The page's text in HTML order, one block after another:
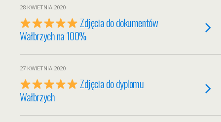
28 KWIETNIA 2020
Zdjęcia do dokumentów
Wałbrzych na 100%
27 KWIETNIA 2020
Zdjęcia do dyplomu
Wałbrzych